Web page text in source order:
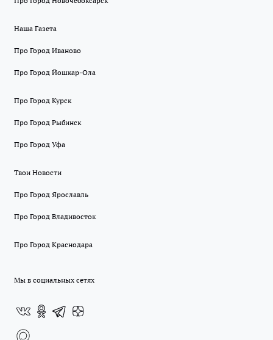
Наша Газета
Про Город Иваново
Про Город Йошкар-Ола
Про Город Курск
Про Город Рыбинск
Про Город Уфа
Твои Новости
Про Город Ярославль
Про Город Владивосток
Про Город Краснодара
Мы в социальных сетях